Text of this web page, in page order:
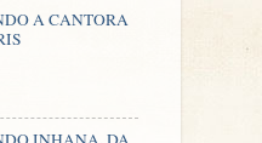
A CANTORA